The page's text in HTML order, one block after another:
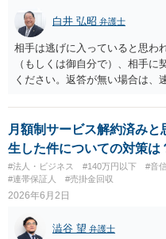
白井 弘昭 弁護士
相手は逃げに入っていると思わ
（もしくは御自分で）、相手
ください。返答が無い場合は、
相手方からの未払金が生じてい
者を騙すつもりだったことが明
ありますが、出資、配当金の未
欺罪までには問えないと思われ
は、契約を見ないと判断できな
は求めることができるように思
月額制サービス解約済み
生した件についての対策は
#法人・ビジネス #140万円以下 #音
#連帯保証人
#売掛金回収
2026年6月2日
澁谷 望 弁護士